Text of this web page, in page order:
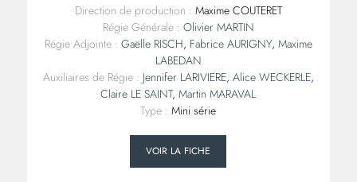
Direction de production : Maxime COUTERET
Régie Générale : Olivier MARTIN
Régie Adjointe : Gaëlle RISCH, Fabrice AURIGNY, Maxime
LABEDAN
Auxiliaires de Régie : Jennifer LARIVIERE, Alice WECKERLE,
Claire LE SAINT,Martin MARAVAL
Type : Mini série
VOIR LA FICHE